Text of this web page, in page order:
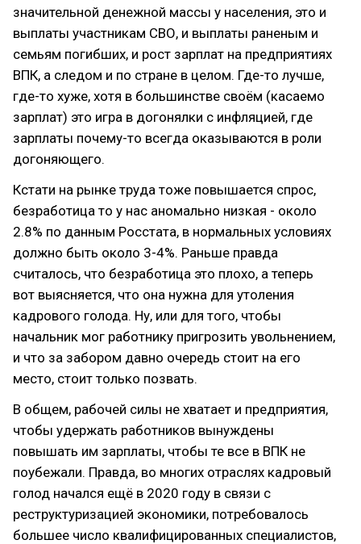
значительной денежной массы у населения, это и
выплаты участникам СВО, и выплаты раненым и
семьям погибших, и рост зарплат на предприятиях
ВПК, а следом и по стране в целом. Где-то лучше,
где-то хуже, хотя в большинстве своём (касаемо
зарплат) это игра в догонялки с инфляцией, где
зарплаты почему-то всегда оказываются в роли
догоняющего.
Кстати на рынке труда тоже повышается спрос,
безработица то у нас аномально низкая - около
2.8% по данным Росстата, в нормальных условиях
должно быть около 3-4%. Раньше правда
считалось, что безработица это плохо, а теперь
вот выясняется, что она нужна для утоления
кадрового голода. Ну, или для того, чтобы
начальник мог работнику пригрозить увольнением,
и что за забором давно очередь стоит на его
место, стоит только позвать.
В общем, рабочей силы не хватает и предприятия,
чтобы удержать работников вынуждены
повышать им зарплаты, чтобы те все в ВПК не
поубежали. Правда, во многих отраслях кадровый
голод начался ещё в 2020 году в связи с
реструктуризацией экономики, потребовалось
большее число квалифицированных специалистов,